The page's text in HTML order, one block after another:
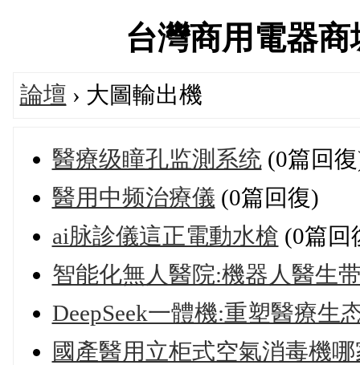
台灣商用電器
論壇 › 大圖輸出機
醫療级瞳孔监測系统(0篇回
醫用中频治療儀 (0篇回復)
ai脉診儀這正電動水槍 (0篇回
智能化無人醫院:機器人醫生
DeepSeek一體機:重塑醫療生
國產醫用立柜式空氣消毒機